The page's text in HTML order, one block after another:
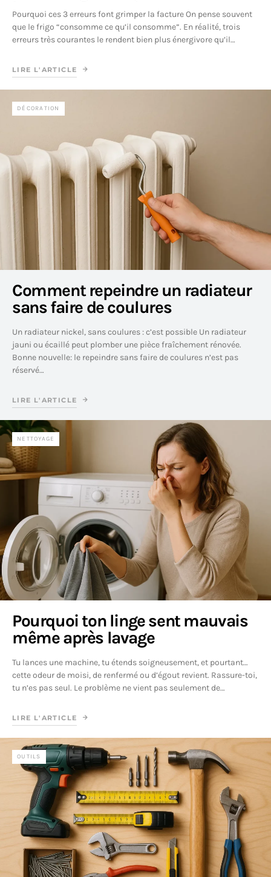
Pourquoi ces 3 erreurs font grimper la facture On pense souvent
que le frigo “consomme ce qu’il consomme”. En réalité, trois
erreurs très courantes le rendent bien plus énergivore qu’il…
LIRE L'ARTICLE
DÉCORATION
Comment repeindre un radiateur
sans faire de coulures
Un radiateur nickel, sans coulures : c’est possible Un radiateur
jauni ou écaillé peut plomber une pièce fraîchement rénovée.
Bonne nouvelle: le repeindre sans faire de coulures n’est pas
réservé…
LIRE L'ARTICLE
NETTOYAGE
Pourquoi ton linge sent mauvais
même après lavage
Tu lances une machine, tu étends soigneusement, et pourtant…
cette odeur de moisi, de renfermé ou d’égout revient. Rassure-toi,
tu n’es pas seul. Le problème ne vient pas seulement de…
LIRE L'ARTICLE
OUTILS